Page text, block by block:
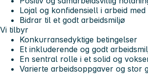
Lojal og konfidensiell i arbeid
Bidrar til et godt arbeidsmiljø
Vi tilbyr
Konkurransedyktige betingelser
Et inkluderende og godt
En sentral rolle i et solid og
Varierte arbeidsoppgaver og stor